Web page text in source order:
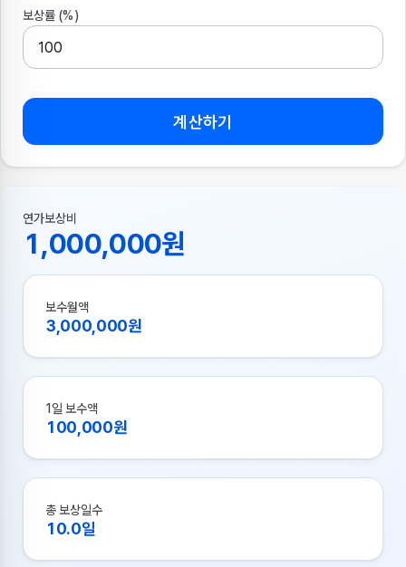
보상률 (%)
계산하기
연가보상비
1,000,000원
보수월액
3,000,000원
1일 보수액
100,000원
총 보상일수
10.0일